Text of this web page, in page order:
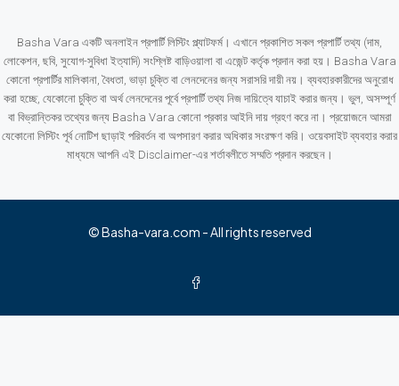
Basha Vara একটি অনলাইন প্রপার্টি লিস্টিং প্ল্যাটফর্ম। এখানে প্রকাশিত সকল প্রপার্টি তথ্য (দাম,
লোকেশন, ছবি, সুযোগ-সুবিধা ইত্যাদি) সংশ্লিষ্ট বাড়িওয়ালা বা এজেন্ট কর্তৃক প্রদান করা হয়। Basha Vara
কোনো প্রপার্টির মালিকানা, বৈধতা, ভাড়া চুক্তি বা লেনদেনের জন্য সরাসরি দায়ী নয়। ব্যবহারকারীদের অনুরোধ
করা হচ্ছে, যেকোনো চুক্তি বা অর্থ লেনদেনের পূর্বে প্রপার্টি তথ্য নিজ দায়িত্বে যাচাই করার জন্য। ভুল, অসম্পূর্ণ
বা বিভ্রান্তিকর তথ্যের জন্য Basha Vara কোনো প্রকার আইনি দায় গ্রহণ করে না। প্রয়োজনে আমরা
যেকোনো লিস্টিং পূর্ব নোটিশ ছাড়াই পরিবর্তন বা অপসারণ করার অধিকার সংরক্ষণ করি। ওয়েবসাইট ব্যবহার করার
মাধ্যমে আপনি এই Disclaimer-এর শর্তাবলীতে সম্মতি প্রদান করছেন।
© Basha-vara.com - All rights reserved